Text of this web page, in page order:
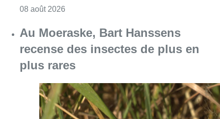
08 août 2026
Au Moeraske, Bart Hanssens
recense des insectes de plus en
plus rares